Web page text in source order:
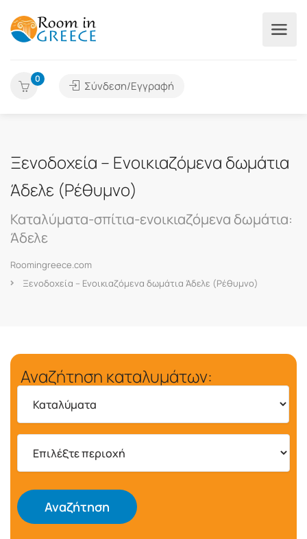
0
Σύνδεση/Εγγραφή
Ξενοδοχεία – Ενοικιαζόμενα δωμάτια
Άδελε (Ρέθυμνο)
Καταλύματα-σπίτια-ενοικιαζόμενα δωμάτια:
Άδελε
Roomingreece.com
Ξενοδοχεία – Ενοικιαζόμενα δωμάτια Άδελε (Ρέθυμνο)
Αναζήτηση καταλυμάτων:
Αναζήτηση